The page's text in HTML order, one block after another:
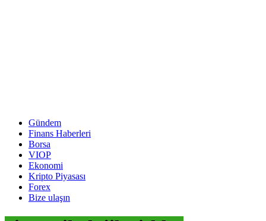
Gündem
Finans Haberleri
Borsa
VIOP
Ekonomi
Kripto Piyasası
Forex
Bize ulaşın